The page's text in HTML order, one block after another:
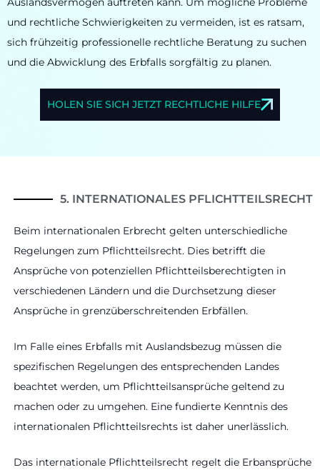
und rechtliche Schwierigkeiten zu vermeiden, ist es ratsam,
sich frühzeitig professionelle rechtliche Beratung zu suchen
und die Abwicklung des Erbfalls sorgfältig zu planen.
HOLEN SIE SICH JETZT RECHTLICHE HILFE
5. INTERNATIONALES PFLICHTTEILSRECHT
Beim internationalen Erbrecht gelten unterschiedliche
Regelungen zum Pflichtteilsrecht. Dies betrifft die
Ansprüche von potenziellen Pflichtteilsberechtigten in
verschiedenen Ländern und die Durchsetzung dieser
Ansprüche in grenzüberschreitenden Erbfällen.
Im Falle eines Erbfalls mit Auslandsbezug müssen die
spezifischen Regelungen des entsprechenden Landes
beachtet werden, um Pflichtteilsansprüche geltend zu
machen oder zu umgehen. Eine fundierte Kenntnis des
internationalen Pflichtteilsrechts ist daher unerlässlich.
Das internationale Pflichtteilsrecht regelt die Erbansprüche